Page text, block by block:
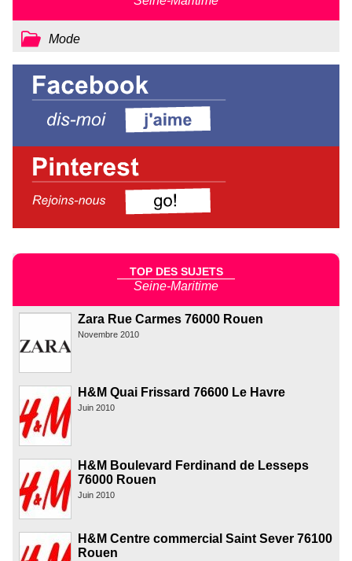
Mode
TOP DES SUJETS
Seine-Maritime
Zara Rue Carmes 76000 Rouen
Novembre 2010
H&M Quai Frissard 76600 Le Havre
Juin 2010
H&M Boulevard Ferdinand de Lesseps
76000 Rouen
Juin 2010
H&M Centre commercial Saint Sever 76100
Rouen